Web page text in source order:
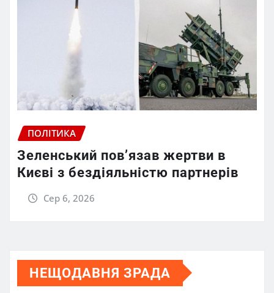
ПОЛІТИКА
Зеленський пов’язав жертви в
Києві з бездіяльністю партнерів
Сер 6, 2026
НЕЩОДАВНЯ ЗРАДА